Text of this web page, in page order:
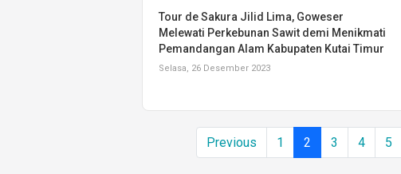
Tour de Sakura Jilid Lima, Goweser
Melewati Perkebunan Sawit demi Menikmati
Pemandangan Alam Kabupaten Kutai Timur
Selasa, 26 Desember 2023
Previous 1 2 3 4 5